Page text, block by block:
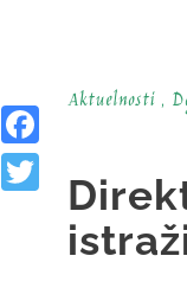
Aktuelnosti ,
Facebook